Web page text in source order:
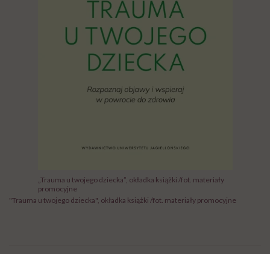
„Trauma u twojego dziecka”, okładka książki /fot. materiały
promocyjne
"Trauma u twojego dziecka", okładka książki /fot. materiały promocyjne